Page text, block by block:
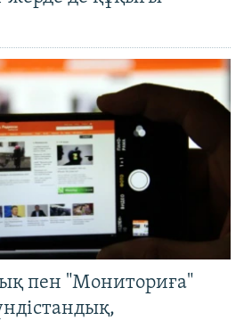
пен "Мониториға"